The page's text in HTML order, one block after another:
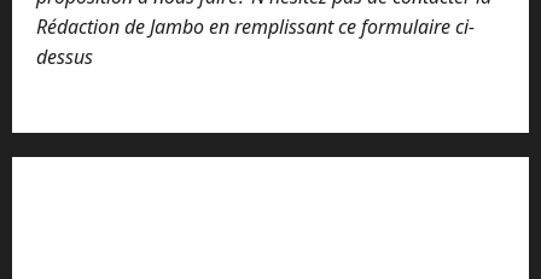
Rédaction de Jambo en remplissant ce formulaire ci-
dessus